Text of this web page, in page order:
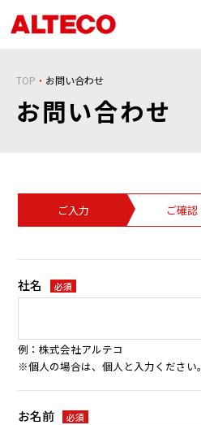
TOP お問い合わせ
お問い合わせ
ご入力 ご確認
社名 必須
例：株式会社アルテコ
※個人の場合は、個人と入力ください。
お名前 必須